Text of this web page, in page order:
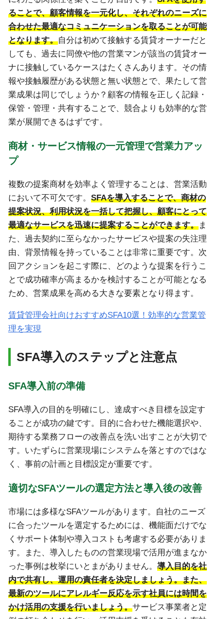
ることで、顧客情報を一元化し、それぞれのニーズに
合わせた最適なコミュニケーションを取ることが可能
となります。自分は初めて接触する賃貸オーナーだと
しても、過去に同僚や他の営業マンが該当の賃貸オー
ナに接触しているケースはたくさんあります。その情
報や接触履歴がある状態と無い状態とで、果たして営
業成果は同じでしょうか？顧客の情報を正しく記録・
保管・管理・共有することで、競合よりも効率的な営
業が展開できるはずです。
商材・サービス情報の一元管理で営業力アッ
プ
複数の提案商材を効率よく管理することは、営業活動
において不可欠です。 SFAを導入することで、商材の
提案状況、利用状況を一括して把握し、顧客にとって
最適なサービスを迅速に提案することができます。ま
た、過去契約に至らなかったサービスや提案の失注理
由、背景情報を持っていることは非常に重要です。次
回アクションを起こす際に、どのような提案を行うこ
とで成功確率が高まるかを検討することが可能となる
ため、営業成果を高める大きな要素となり得ます。
賃貸管理会社向けおすすめSFA10選！効率的な営業管
理を実現
SFA導入のステップと注意点
SFA導入前の準備
SFA導入の目的を明確にし、達成すべき目標を設定す
ることが成功の鍵です。目的に合わせた機能選択や、
期待する業務フローの改善点を洗い出すことが大切で
す。いたずらに営業現場にシステムを落とすのではな
く、事前の計画と目標設定が重要です。
適切なSFAツールの選定方法と導入後の改善
市場には多様なSFAツールがあります。自社のニーズ
に合ったツールを選定するためには、機能面だけでな
くサポート体制や導入コストも考慮する必要がありま
す。また、導入したものの営業現場で活用が進まなか
った事例は枚挙にいとまがありません。 導入目的を社
内で共有し、運用の責任者を決定しましょう。また、
最新のツールにアレルギー反応を示す社員には時間を
かけ活用の支援を行いましょう。サービス事業者と定